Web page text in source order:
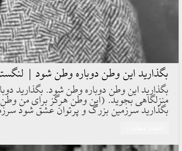
بگذاريد اين وطن دوباره وطن شود |
بگذاريد اين وطن دوباره وطن شود. بگذاريد
منزلگاهى بجويد. (اين وطن هرگز براى من وطن
بگذاريد سرزمين بزرگ و پرتوان عشق شود